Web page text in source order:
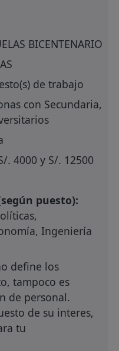
BICENTENARIO
de trabajo
con Secundaria,
. 4000 y S/. 12500
puesto):
Ingeniería
define los
tampoco es
de personal.
de su interes,
tu